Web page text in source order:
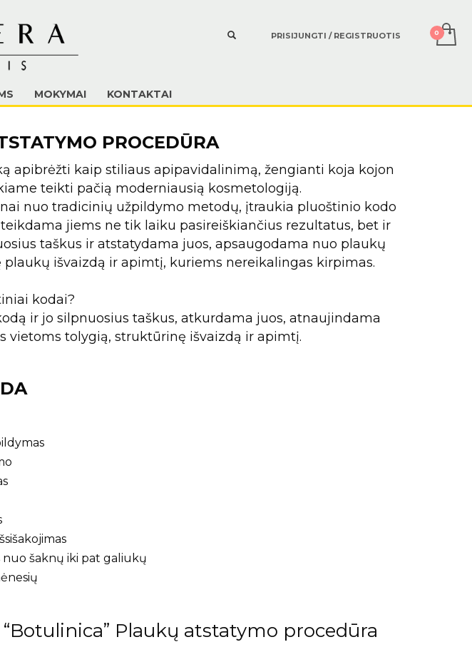
PRISIJUNGTI / REGISTRUOTIS
MOKYMAI KONTAKTAI
PROCEDŪRA
apibrėžti kaip stiliaus apipavidalinimą, žengianti koja kojon
teikti pačią moderniausią kosmetologiją.
nuo tradicinių užpildymo metodų, įtraukia pluoštinio kodo
jiems ne tik laiku pasireiškiančius rezultatus, bet ir
taškus ir atstatydama juos, apsaugodama nuo plaukų
išvaizdą ir apimtį, kuriems nereikalingas kirpimas.
kodai?
ir jo silpnuosius taškus, atkurdama juos, atnaujindama
vietoms tolygią, struktūrinę išvaizdą ir apimtį.
šaknų iki pat galiukų
“Botulinica” Plaukų atstatymo procedūra